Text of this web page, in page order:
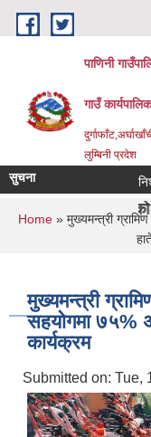
Skip to main content
पाणिनी
गाउँ
लुम्बिनी प्रदेश
ऋषिको पहिचान,समृद्ध
सुचना निशुल्क
You are
Home» मुख्यमन्त्री
मुख्यमन्त्री
सहयोगमा ७५%
कार्यक्रम
Submitted on: Tue,